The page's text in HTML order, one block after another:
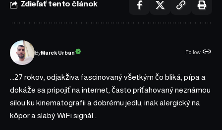
Zdieľať tento článok
ByMarek Urban Follow:
...27 rokov, odjakživa fascinovaný všetkým čo bliká, pípa a
dokáže sa pripojiť na internet, často priťahovaný neznámou
silou ku kinematografii a dobrému jedlu, inak alergický na
kôpor a slabý WiFi signál...